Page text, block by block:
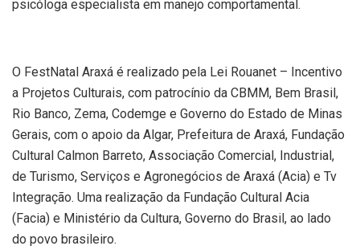
psicóloga especialista em manejo comportamental.
O FestNatal Araxá é realizado pela Lei Rouanet – Incentivo
a Projetos Culturais, com patrocínio da CBMM, Bem Brasil,
Rio Banco, Zema, Codemge e Governo do Estado de Minas
Gerais, com o apoio da Algar, Prefeitura de Araxá, Fundação
Cultural Calmon Barreto, Associação Comercial, Industrial,
de Turismo, Serviços e Agronegócios de Araxá (Acia) e Tv
Integração. Uma realização da Fundação Cultural Acia
(Facia) e Ministério da Cultura, Governo do Brasil, ao lado
do povo brasileiro.